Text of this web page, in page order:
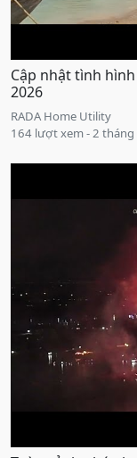
Cập nhật tình
2026
RADA Home Utility
164 lượt xem - 2